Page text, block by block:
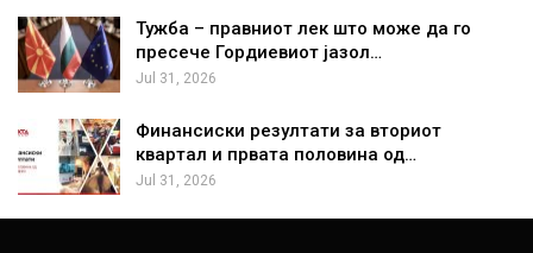
Тужба – правниот лек што може да го
пресече Гордиевиот јазол…
Jul 31, 2026
Финансиски резултати за вториот
квартал и првата половина од…
Jul 31, 2026